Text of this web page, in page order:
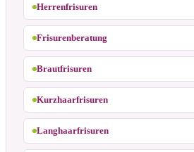
Herrenfrisuren
Frisurenberatung
Brautfrisuren
Kurzhaarfrisuren
Langhaarfrisuren